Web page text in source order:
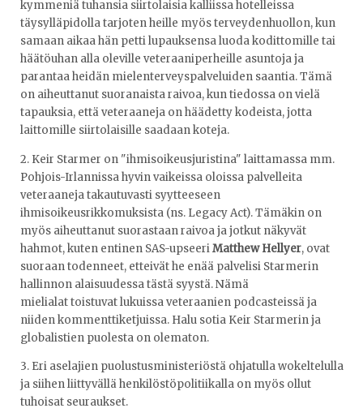
kymmeniä tuhansia siirtolaisia kalliissa hotelleissa
täysylläpidolla tarjoten heille myös terveydenhuollon, kun
samaan aikaa hän petti lupauksensa luoda kodittomille tai
häätöuhan alla oleville veteraaniperheille asuntoja ja
parantaa heidän mielenterveyspalveluiden saantia. Tämä
on aiheuttanut suoranaista raivoa, kun tiedossa on vielä
tapauksia, että veteraaneja on häädetty kodeista, jotta
laittomille siirtolaisille saadaan koteja.
2. Keir Starmer on "ihmisoikeusjuristina" laittamassa mm.
Pohjois-Irlannissa hyvin vaikeissa oloissa palvelleita
veteraaneja takautuvasti syytteeseen
ihmisoikeusrikkomuksista (ns. Legacy Act). Tämäkin on
myös aiheuttanut suorastaan raivoa ja jotkut näkyvät
hahmot, kuten entinen SAS-upseeriMatthew Hellyer, ovat
suoraan todenneet, etteivät he enää palvelisi Starmerin
hallinnon alaisuudessa tästä syystä. Nämä
mielialat toistuvat lukuissa veteraanien podcasteissä ja
niiden kommenttiketjuissa. Halu sotia Keir Starmerin ja
globalistien puolesta on olematon.
3. Eri aselajien puolustusministeriöstä ohjatulla wokeltelulla
ja siihen liittyvällä henkilöstöpolitiikalla on myös ollut
tuhoisat seuraukset.